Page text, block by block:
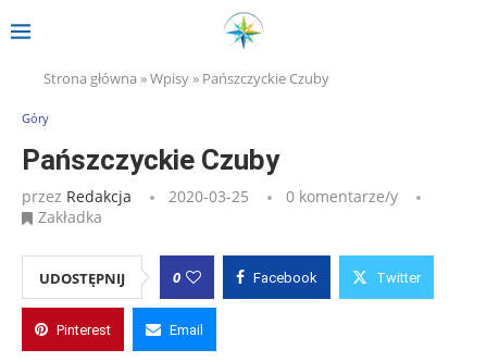
Strona główna »Wpisy» Pańszczyckie Czuby
Góry
Pańszczyckie Czuby
przez Redakcja 2020-03-25
0 komentarze/y
Zakładka
UDOSTĘPNIJ 0 Facebook Twitter
Pinterest Email